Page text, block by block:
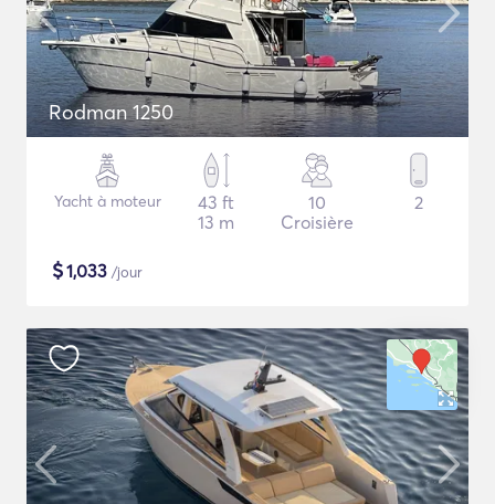
Rodman 1250
Yacht à moteur
43 ft
13 m
10
Croisière
2
$1,033 /jour